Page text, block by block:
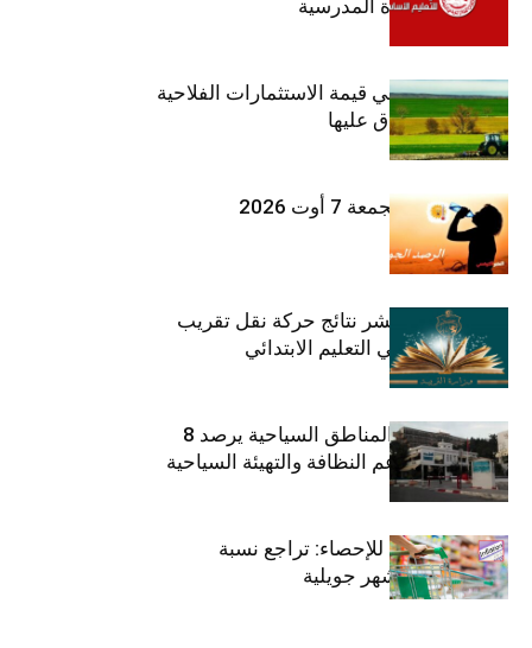
تزامنا مع العودة المدرسية
ارتفاع بـ15% في قيمة الاستثمارات الفلاحية
الخاصة المصادق عليها
طقس اليوم الجمعة 7 أوت 2026
وزارة التربية تنشر نتائج حركة نقل تقريب
الأزواج لمدرّسي التعليم الابتدائي
صندوق حماية المناطق السياحية يرصد 8
مليون دينار لدعم النظافة والتهيئة السياحية
المعهد الوطني للإحصاء: تراجع نسبة
التضخم خلال شهر جويلية